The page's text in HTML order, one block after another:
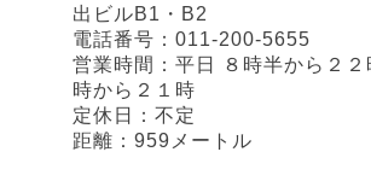
出ビルB1・B2
電話番号：011-200-5655
営業時間：平日 ８時半から２２
時から２１時
定休日：不定
距離：959メートル